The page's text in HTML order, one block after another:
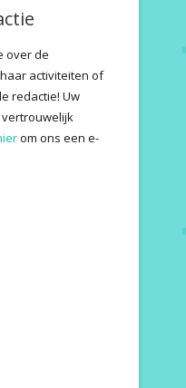
over de
activiteiten of
redactie! Uw
om ons een e-